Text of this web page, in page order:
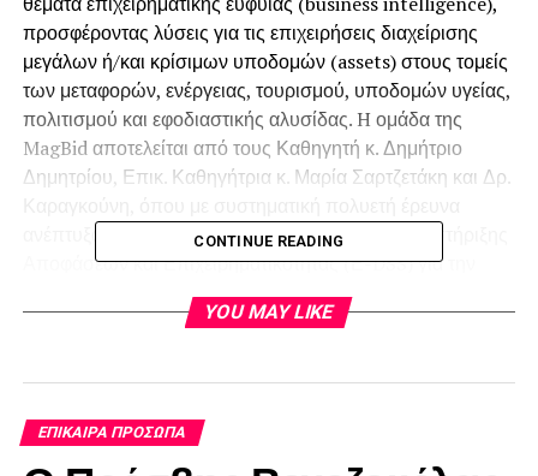
προσφέροντας λύσεις για τις επιχειρήσεις διαχείρισης
μεγάλων ή/και κρίσιμων υποδομών (assets) στους τομείς
των μεταφορών, ενέργειας, τουρισμού, υποδομών υγείας,
πολιτισμού και εφοδιαστικής αλυσίδας. H ομάδα της
MagBid αποτελείται από τους Καθηγητή κ. Δημήτριο
Δημητρίου, Επικ. Καθηγήτρια κ. Μαρία Σαρτζετάκη και Δρ.
ανέπτυξαν ένα προηγμένο/ευφυές Σύστημα Υποστήριξης
Αποφάσεων και Επιχειρηματικότητας (Ε-DSS) για την
ανάλυση και παρακολούθηση στρατηγικών και
επιχειρηματικών σχεδίων, καθώς και αποτίμησης της
αλυσίδα αξίας, την εμπορική αξία και το δέντρο ωφελειών
Πώς θα αξιολογούσατε την πορεία της
CONTINUE READING
YOU MAY LIKE
ΕΠΊΚΑΙΡΑ ΠΡΌΣΩΠΑ